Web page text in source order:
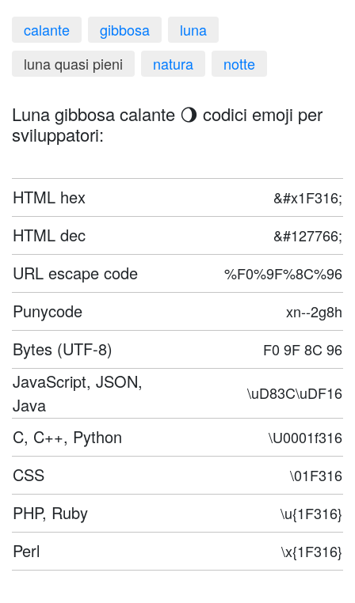
calante gibbosa
luna
luna quasi pieni
natura notte
Luna gibbosa calante 🌖 codici emoji per
sviluppatori:
HTML hex &#x1F316;
HTML dec &#127766;
URL escape code %F0%9F%8C%96
Punycode xn--2g8h
Bytes (UTF-8) F0 9F 8C 96
JavaScript, JSON,
Java
\uD83C\uDF16
C, C++, Python \U0001f316
CSS \01F316
PHP, Ruby \u{1F316}
Perl \x{1F316}